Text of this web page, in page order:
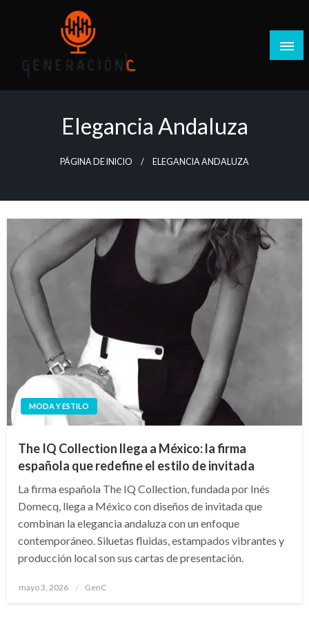
Elegancia Andaluza
PÁGINA DE INICIO ELEGANCIA ANDALUZA
MODA Y ESTILO
The IQ Collection llega a México: la firma
española que redefine el estilo de invitada
La firma española The IQ Collection, fundada por Inés
Domecq, llega a México con diseños de invitada que
combinan la elegancia andaluza con un enfoque
contemporáneo. Siluetas fluidas, estampados vibrantes y
producción local son sus cartas de presentación.
Publicado
mayo 3, 2026 GenC